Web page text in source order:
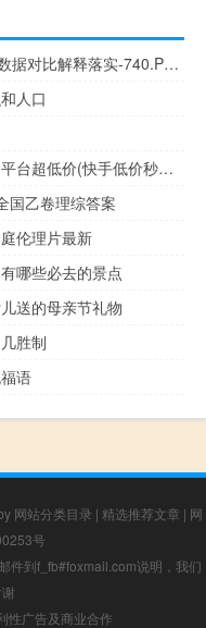
香港免费公开资料大全：整合大数据数据对比解释落实-740.PL.102
人口
快手双击低价下单 快手业务低价自助平台超低价(快手低价秒杀是什么手段)
国乙卷理综答案
伦理片最新
哪些必去的景点
送的母亲节礼物
胜制
语
网站分类目录 | 精选推荐文章 | 网
号
件到f_fb#foxmail.com说明，我们
性广告及商业合作